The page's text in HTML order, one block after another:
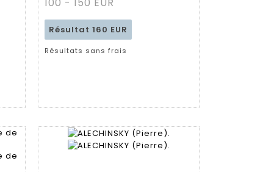
Résultat 160 EUR
Résultats sans frais